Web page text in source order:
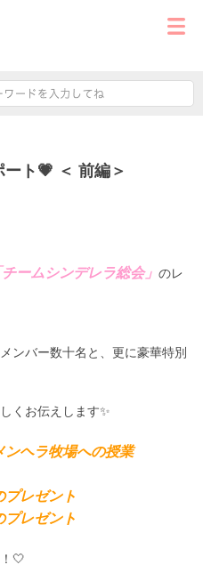
ト💗 ＜ 前編＞
チームシンデレラ総会」 のレ
ンバー数十名と、更に豪華特別
くお伝えします✨
ンヘラ牧場への授業
プレゼント
プレゼント
🤍